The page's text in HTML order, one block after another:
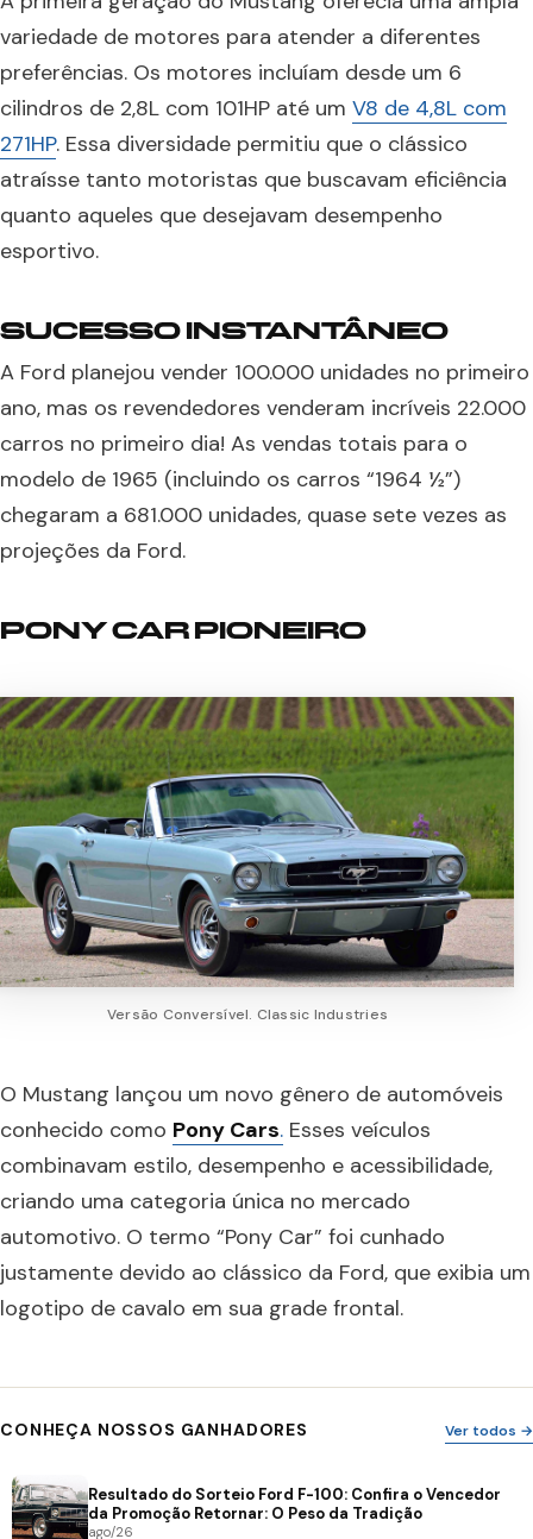
variedade de motores para atender a diferentes
preferências. Os motores incluíam desde um 6
cilindros de 2,8L com 101HP até um V8 de 4,8L com
271HP. Essa diversidade permitiu que o clássico
atraísse tanto motoristas que buscavam eficiência
quanto aqueles que desejavam desempenho
esportivo.
SUCESSO INSTANTÂNEO
A Ford planejou vender 100.000 unidades no primeiro
ano, mas os revendedores venderam incríveis 22.000
carros no primeiro dia! As vendas totais para o
modelo de 1965 (incluindo os carros “1964 ½”)
chegaram a 681.000 unidades, quase sete vezes as
projeções da Ford.
PONY CAR PIONEIRO
Versão Conversível. Classic Industries
O Mustang lançou um novo gênero de automóveis
conhecido como Pony Cars. Esses veículos
combinavam estilo, desempenho e acessibilidade,
criando uma categoria única no mercado
automotivo. O termo “Pony Car” foi cunhado
justamente devido ao clássico da Ford, que exibia um
logotipo de cavalo em sua grade frontal.
CONHEÇA NOSSOS GANHADORES Ver todos →
Resultado do Sorteio Ford F-100: Confira o Vencedor
da Promoção Retornar: O Peso da Tradição
ago/26